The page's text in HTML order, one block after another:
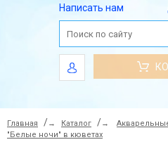
Написать нам
Главная → Каталог →
"Белые ночи" в кюветах